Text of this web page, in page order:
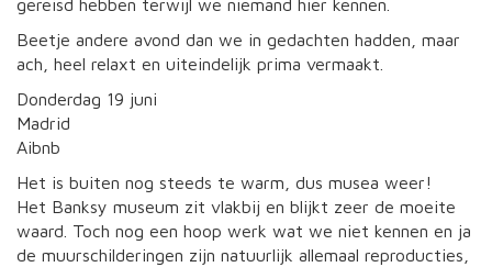
gereisd hebben terwijl we niemand hier kennen.
Beetje andere avond dan we in gedachten hadden, maar
ach, heel relaxt en uiteindelijk prima vermaakt.
Donderdag 19 juni
Madrid
Aibnb
Het is buiten nog steeds te warm, dus musea weer!
Het Banksy museum zit vlakbij en blijkt zeer de moeite
waard. Toch nog een hoop werk wat we niet kennen en ja
de muurschilderingen zijn natuurlijk allemaal reproducties,